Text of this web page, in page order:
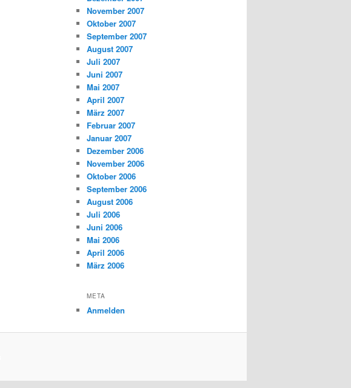
November 2007
Oktober 2007
September 2007
August 2007
Juli 2007
Juni 2007
Mai 2007
April 2007
März 2007
Februar 2007
Januar 2007
Dezember 2006
November 2006
Oktober 2006
September 2006
August 2006
Juli 2006
Juni 2006
Mai 2006
April 2006
März 2006
META
Anmelden